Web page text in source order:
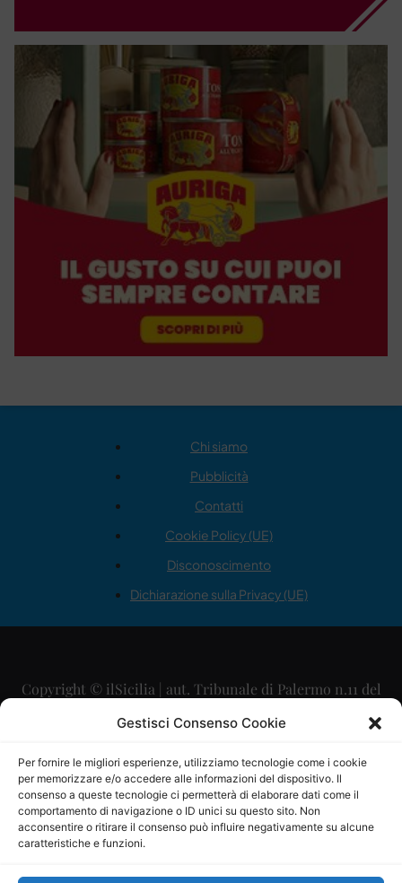
Gestisci Consenso Cookie
Per fornire le migliori esperienze, utilizziamo tecnologie come i cookie
per memorizzare e/o accedere alle informazioni del dispositivo. Il
consenso a queste tecnologie ci permetterà di elaborare dati come il
comportamento di navigazione o ID unici su questo sito. Non
acconsentire o ritirare il consenso può influire negativamente su alcune
caratteristiche e funzioni.
Chi siamo
Pubblicità
Contatti
Cookie Policy (UE)
Disconoscimento
Dichiarazione sulla Privacy (UE)
Copyright © ilSicilia | aut. Tribunale di Palermo n.11 del
29/09/2015
Direttore Editoriale: Maurizio Scaglione
Direttore Responsabile: Maria Calabrese